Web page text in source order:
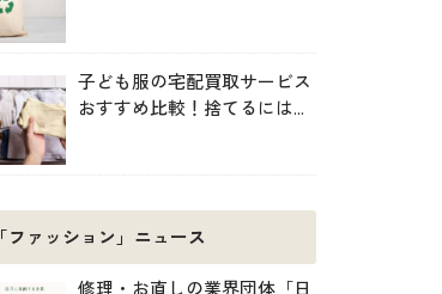
子ども服の宅配買取サービス
おすすめ比較！捨てるにはも
「ファッション」ニュース
修理・お直しの業界団体「日